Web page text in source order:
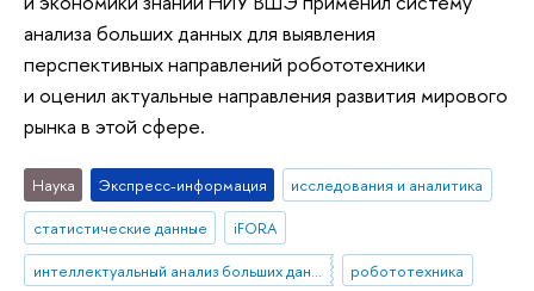
анализа больших данных для выявления
перспективных направлений робототехники
и оценил актуальные направления развития мирового
рынка в этой сфере.
Наука Экспресс-информация
исследования и аналитика
статистические данные
iFORA
робототехника